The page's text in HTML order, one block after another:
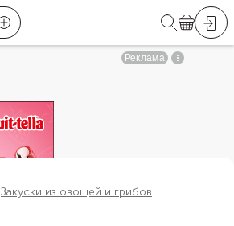
Закуски из овощей и грибов